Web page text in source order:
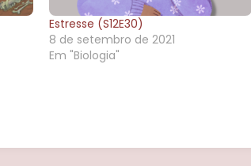
Estresse (S12E30)
8 de setembro de 2021
Em "Biologia"